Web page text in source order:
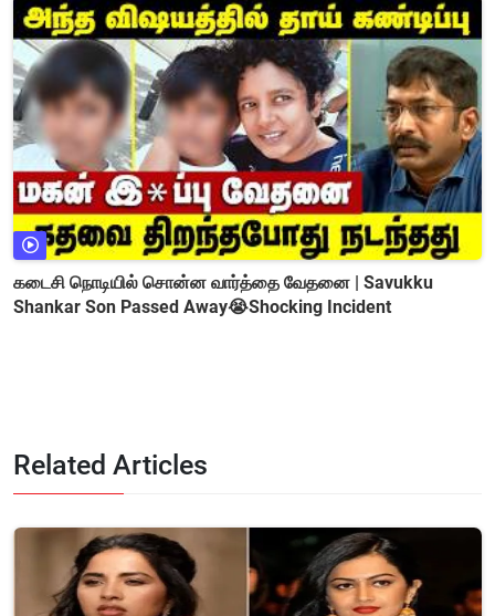
கடைசி நொடியில் சொன்ன வார்த்தை வேதனை | Savukku
Shankar Son Passed Away😭Shocking Incident
Related Articles